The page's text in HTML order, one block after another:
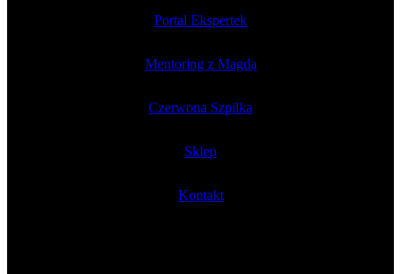
Portal Ekspertek
Mentoring z Magdą
Czerwona Szpilka
Sklep
Kontakt